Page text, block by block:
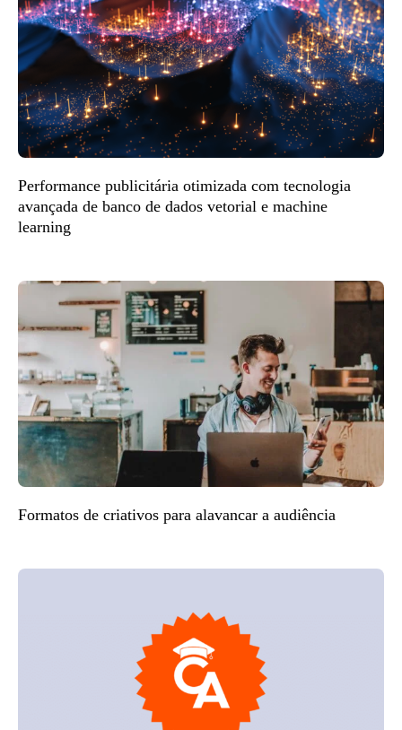
Performance publicitária otimizada com tecnologia
avançada de banco de dados vetorial e machine
learning
Formatos de criativos para alavancar a audiência